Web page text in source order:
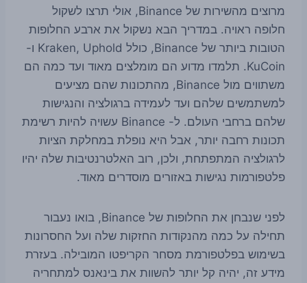
מרוצים מהשירות של Binance, אולי תרצו לשקול
חלופה ראויה. במדריך הבא נשקול את ארבע החלופות
הטובות ביותר של Binance, כולל Kraken, Uphold ו-
KuCoin. תלמדו מדוע הם מומלצים מאוד ועד כמה הם
משתווים מול Binance, מהתכונות שהם מציעים
למשתמשים שלהם ועד לעמידה ברגולציה והנגישות
שלהם ברחבי העולם. ל- Binance עשויה להיות רשימת
תכונות רחבה יותר, אבל היא נופלת במחלקת הציות
לרגולציה המתפתחת, ולכן, רוב האלטרנטיבות שלה יהיו
פלטפורמות נגישות באזורים מוסדרים מאוד.
לפני שנבחן את החלופות של Binance, בואו נעבור
תחילה על כמה מהנקודות החזקות שלה ועל החסרונות
בשימוש בפלטפורמת מסחר הקריפטו המובילה. בעזרת
מידע זה, יהיה קל יותר להשוות את בינאנס למתחריה